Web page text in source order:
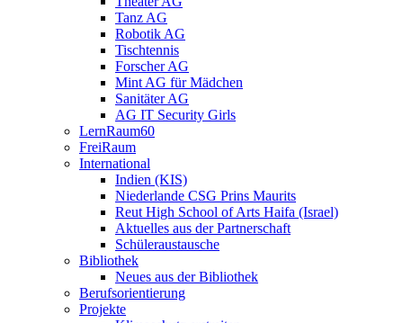
Tanz AG
Robotik AG
Tischtennis
Forscher AG
Mint AG für Mädchen
Sanitäter AG
AG IT Security Girls
LernRaum60
FreiRaum
International
Indien (KIS)
Niederlande CSG Prins Maurits
Reut High School of Arts Haifa (Israel)
Aktuelles aus der Partnerschaft
Schüleraustausche
Bibliothek
Neues aus der Bibliothek
Berufsorientierung
Projekte